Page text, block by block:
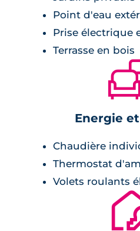
Point d'eau
Prise électrique
Terrasse en bois
Energie
Chaudière
Thermostat
Volets roulants